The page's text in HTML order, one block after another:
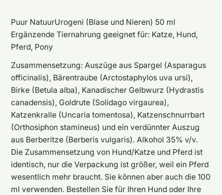
Puur NatuurUrogeni (Blase und Nieren) 50 ml
Ergänzende Tiernahrung geeignet für: Katze, Hund,
Pferd, Pony
Zusammensetzung: Auszüge aus Spargel (Asparagus
officinalis), Bärentraube (Arctostaphylos uva ursi),
Birke (Betula alba), Kanadischer Gelbwurz (Hydrastis
canadensis), Goldrute (Solidago virgaurea),
Katzenkralle (Uncaria tomentosa), Katzenschnurrbart
(Orthosiphon stamineus) und ein verdünnter Auszug
aus Berberitze (Berberis vulgaris). Alkohol 35% v/v.
Die Zusammensetzung von Hund/Katze und Pferd ist
identisch, nur die Verpackung ist größer, weil ein Pferd
wesentlich mehr braucht. Sie können aber auch die 100
ml verwenden. Bestellen Sie für Ihren Hund oder Ihre